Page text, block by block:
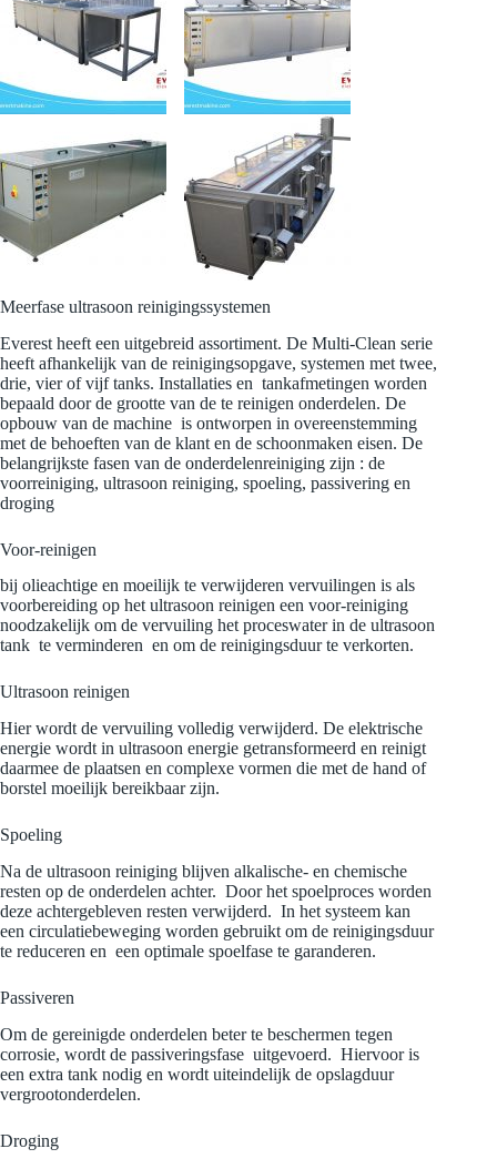
Meerfase ultrasoon reinigingssystemen
Everest heeft een uitgebreid assortiment. De Multi-Clean serie
heeft afhankelijk van de reinigingsopgave, systemen met twee,
drie, vier of vijf tanks. Installaties en tankafmetingen worden
bepaald door de grootte van de te reinigen onderdelen. De
opbouw van de machine is ontworpen in overeenstemming
met de behoeften van de klant en de schoonmaken eisen. De
belangrijkste fasen van de onderdelenreiniging zijn : de
voorreiniging, ultrasoon reiniging, spoeling, passivering en
droging
Voor-reinigen
bij olieachtige en moeilijk te verwijderen vervuilingen is als
voorbereiding op het ultrasoon reinigen een voor-reiniging
noodzakelijk om de vervuiling het proceswater in de ultrasoon
tank te verminderen en om de reinigingsduur te verkorten.
Ultrasoon reinigen
Hier wordt de vervuiling volledig verwijderd. De elektrische
energie wordt in ultrasoon energie getransformeerd en reinigt
daarmee de plaatsen en complexe vormen die met de hand of
borstel moeilijk bereikbaar zijn.
Spoeling
Na de ultrasoon reiniging blijven alkalische- en chemische
resten op de onderdelen achter. Door het spoelproces worden
deze achtergebleven resten verwijderd. In het systeem kan
een circulatiebeweging worden gebruikt om de reinigingsduur
te reduceren en een optimale spoelfase te garanderen.
Passiveren
Om de gereinigde onderdelen beter te beschermen tegen
corrosie, wordt de passiveringsfase uitgevoerd. Hiervoor is
een extra tank nodig en wordt uiteindelijk de opslagduur
vergrootonderdelen.
Droging